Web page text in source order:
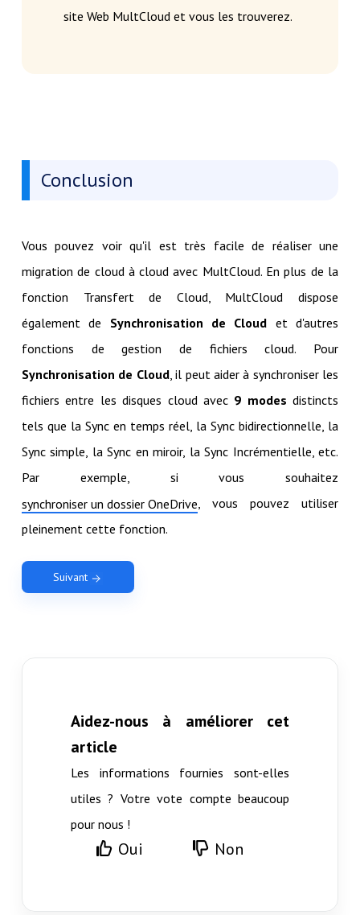
site Web MultCloud et vous les trouverez.
Conclusion
Vous pouvez voir qu'il est très facile de réaliser une
migration de cloud à cloud avec MultCloud. En plus de la
fonction Transfert de Cloud, MultCloud dispose
également de Synchronisation de Cloud et d'autres
fonctions de gestion de fichiers cloud. Pour
Synchronisation de Cloud, il peut aider à synchroniser les
fichiers entre les disques cloud avec 9 modes distincts
tels que la Sync en temps réel, la Sync bidirectionnelle, la
Sync simple, la Sync en miroir, la Sync Incrémentielle, etc.
Par exemple, si vous souhaitez
synchroniser un dossier OneDrive, vous pouvez utiliser
pleinement cette fonction.
Suivant
Aidez-nous à améliorer cet
article
Les informations fournies sont-elles
utiles ? Votre vote compte beaucoup
pour nous !
Oui Non